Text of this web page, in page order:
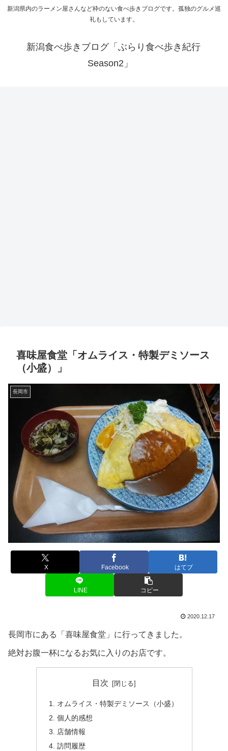
新潟県内のラーメン屋さんなど枠のない食べ歩きブログです。孤独のグルメ巡
礼もしています。
新潟食べ歩きブログ「ぶらり食べ歩き紀行
Season2」
喜味屋食堂「オムライス・特製デミソース
（小盛）」
長岡市
X Facebook はてブ
LINE コピー
2020.12.17
長岡市にある「喜味屋食堂」に行ってきました。
絶対お腹一杯になるお気に入りのお店です。
目次
オムライス・特製デミソース（小盛）
個人的感想
店舗情報
訪問履歴